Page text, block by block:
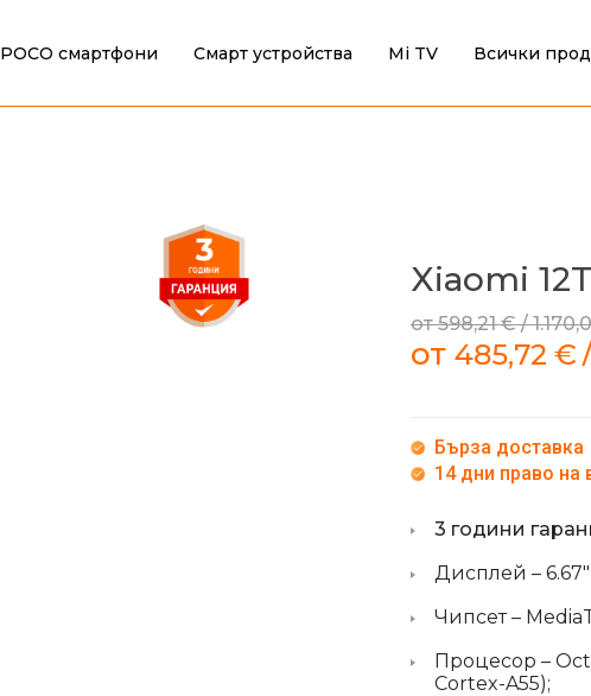
POCO смартфони Смарт устройства Mi TV Всички
Xiaomi 12T
от598,21€/
от 485,72 €
Бърза доставка
14 дни право на
3 години
Дисплей –
Чипсет –
Процесор –
Cortex-A55);